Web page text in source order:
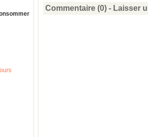
Commentaire (0) - Laisser